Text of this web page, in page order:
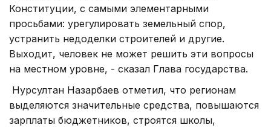
Конституции, с самыми элементарными
просьбами: урегулировать земельный спор,
устранить недоделки строителей и другие.
Выходит, человек не может решить эти вопросы
на местном уровне, - сказал Глава государства.
Нурсултан Назарбаев отметил, что регионам
выделяются значительные средства, повышаются
зарплаты бюджетников, строятся школы,